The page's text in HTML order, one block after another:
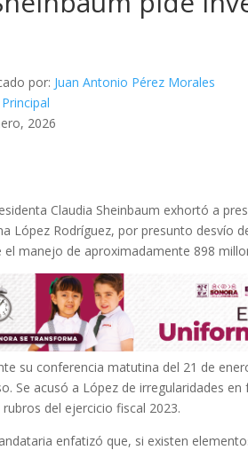
por: Juan Antonio Pérez Morales
2026
Claudia Sheinbaum exhortó a
López Rodríguez, por presunto desvío
el manejo de aproximadamente 898
su conferencia matutina del 21 de
Se acusó a López de irregularidades
del ejercicio fiscal 2023.
enfatizó que, si existen